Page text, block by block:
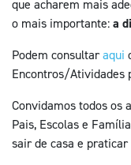
que acharem mais
o mais importante:a
Podem consultaraqui
Encontros/Atividades
Convidamos todos os
Pais, Escolas e
sair de casa e